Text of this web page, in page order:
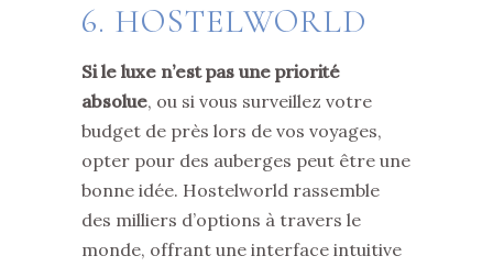
6. HOSTELWORLD
Si le luxe n’est pas une priorité
absolue, ou si vous surveillez votre
budget de près lors de vos voyages,
opter pour des auberges peut être une
bonne idée. Hostelworld rassemble
des milliers d’options à travers le
monde, offrant une interface intuitive